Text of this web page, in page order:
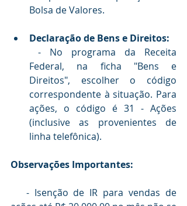
Bolsa de Valores.
Declaração de Bens e Direitos:
Federal, na ficha "Bens e
Direitos", escolher o código
correspondente à situação. Para
ações, o código é 31 - Ações
(inclusive as provenientes de
linha telefônica).
Observações Importantes: